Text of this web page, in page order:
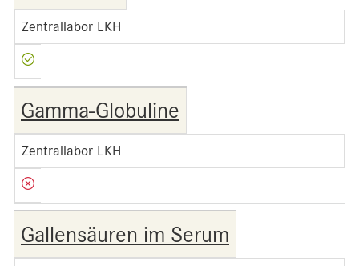
Zentrallabor LKH
Gamma-Globuline
Zentrallabor LKH
Gallensäuren im Serum